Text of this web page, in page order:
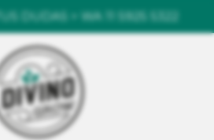
DUDAS > WA 11 5925 5322